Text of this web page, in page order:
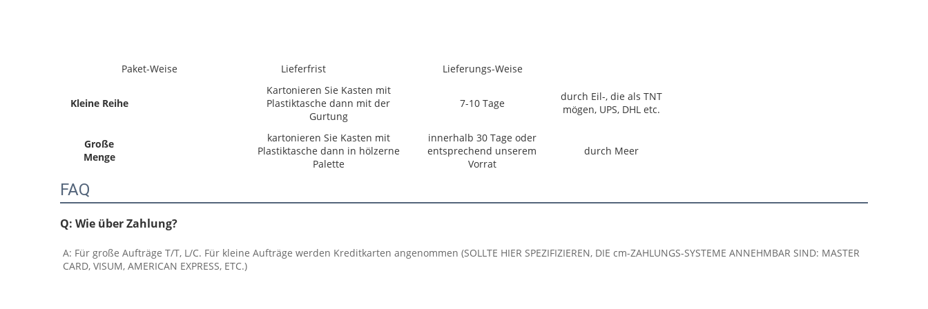
Paket-Weise Lieferfrist Lieferungs-Weise
Kleine Reihe
Kartonieren Sie Kasten mit
Plastiktasche dann mit der
Gurtung
7-10 Tage
durch Eil-, die als TNT
mögen, UPS, DHL etc.
Große
Menge
kartonieren Sie Kasten mit
Plastiktasche dann in hölzerne
Palette
innerhalb 30 Tage oder
entsprechend unserem
Vorrat
durch Meer
FAQ
Q: Wie über Zahlung?
A: Für große Aufträge T/T, L/C. Für kleine Aufträge werden Kreditkarten angenommen (SOLLTE HIER SPEZIFIZIEREN, DIE cm-ZAHLUNGS-SYSTEME ANNEHMBAR SIND: MASTER
CARD, VISUM, AMERICAN EXPRESS, ETC.)